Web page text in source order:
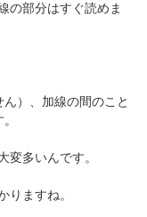
の部分はすぐ読めま
）、加線の間のこと
変多いんです。
りますね。